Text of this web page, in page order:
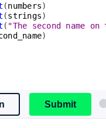
(numbers)
(strings)
( "The second name
)
Submit